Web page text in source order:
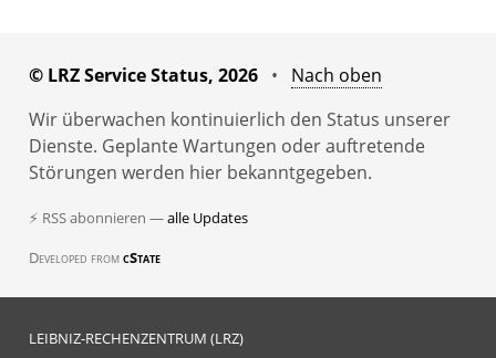
© LRZ Service Status, 2026 • Nach oben
Wir überwachen kontinuierlich den Status unserer
Dienste. Geplante Wartungen oder auftretende
Störungen werden hier bekanntgegeben.
⚡ RSS abonnieren —alle Updates
Developed fromcState
LEIBNIZ-RECHENZENTRUM (LRZ)